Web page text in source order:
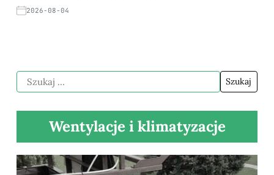
2026-08-04
Wentylacje i klimatyzacje